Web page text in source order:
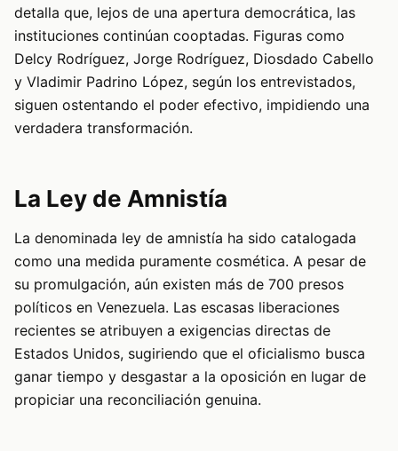
detalla que, lejos de una apertura democrática, las
instituciones continúan cooptadas. Figuras como
Delcy Rodríguez, Jorge Rodríguez, Diosdado Cabello
y Vladimir Padrino López, según los entrevistados,
siguen ostentando el poder efectivo, impidiendo una
verdadera transformación.
La Ley de Amnistía
La denominada ley de amnistía ha sido catalogada
como una medida puramente cosmética. A pesar de
su promulgación, aún existen más de 700 presos
políticos en Venezuela. Las escasas liberaciones
recientes se atribuyen a exigencias directas de
Estados Unidos, sugiriendo que el oficialismo busca
ganar tiempo y desgastar a la oposición en lugar de
propiciar una reconciliación genuina.